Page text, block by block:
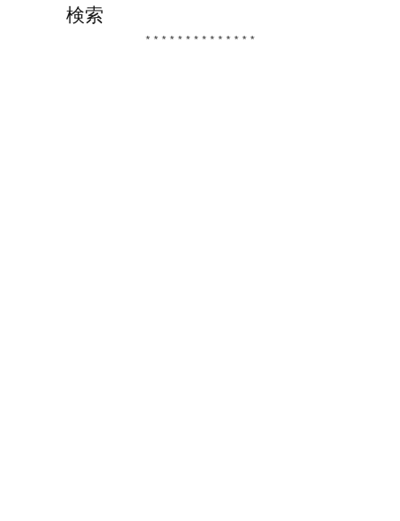
検索
* * * * * * * * * * * * * *